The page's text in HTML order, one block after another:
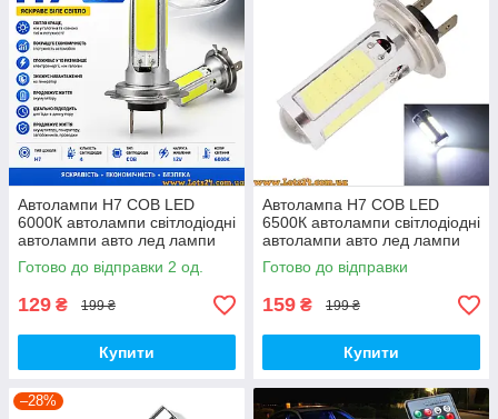
Автолампи H7 COB LED
6000К автолампи світлодіодні
автолампи авто лед лампи
авто лампа лед світлодіодна
Готово до відправки 2 од.
129 ₴ 199 ₴
Купити
Автолампа H7 COB LED
6500К автолампи світлодіодні
автолампи авто лед лампи
авто лампа лед світлодіодна
Готово до відправки
159 ₴ 199 ₴
Купити
–28%